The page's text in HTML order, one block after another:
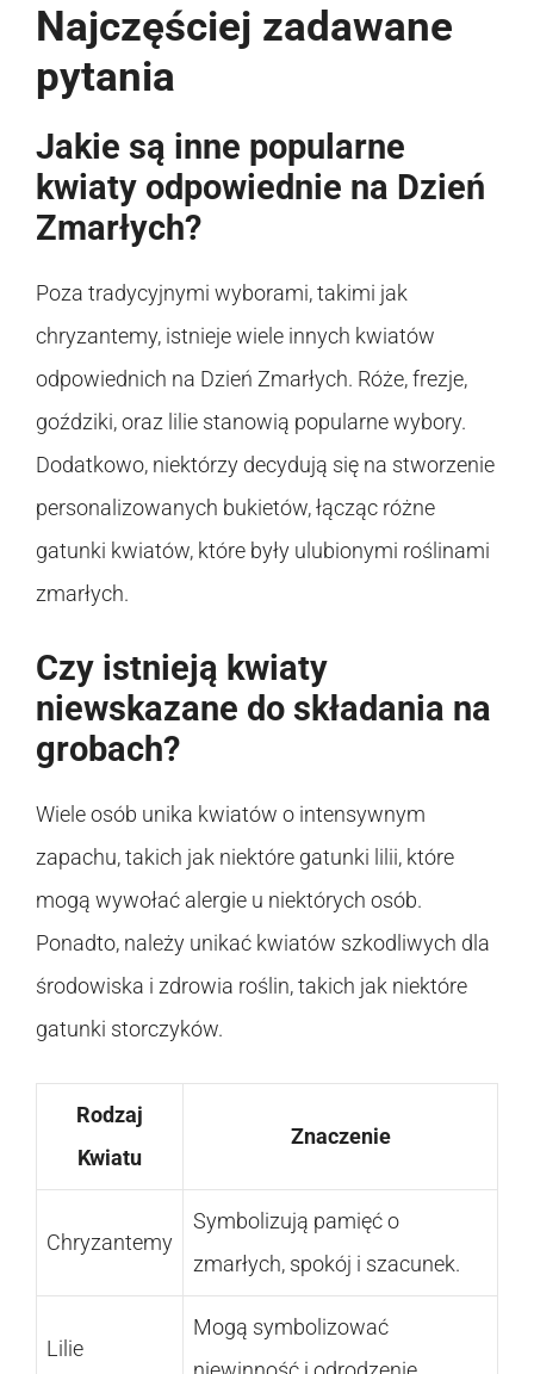
Najczęściej zadawane
pytania
Jakie są inne popularne
kwiaty odpowiednie na Dzień
Zmarłych?
Poza tradycyjnymi wyborami, takimi jak
chryzantemy, istnieje wiele innych kwiatów
odpowiednich na Dzień Zmarłych. Róże, frezje,
goździki, oraz lilie stanowią popularne wybory.
Dodatkowo, niektórzy decydują się na stworzenie
personalizowanych bukietów, łącząc różne
gatunki kwiatów, które były ulubionymi roślinami
zmarłych.
Czy istnieją kwiaty
niewskazane do składania na
grobach?
Wiele osób unika kwiatów o intensywnym
zapachu, takich jak niektóre gatunki lilii, które
mogą wywołać alergie u niektórych osób.
Ponadto, należy unikać kwiatów szkodliwych dla
środowiska i zdrowia roślin, takich jak niektóre
gatunki storczyków.
Rodzaj
Kwiatu
Znaczenie
Chryzantemy
Symbolizują pamięć o
zmarłych, spokój i szacunek.
Lilie
Mogą symbolizować